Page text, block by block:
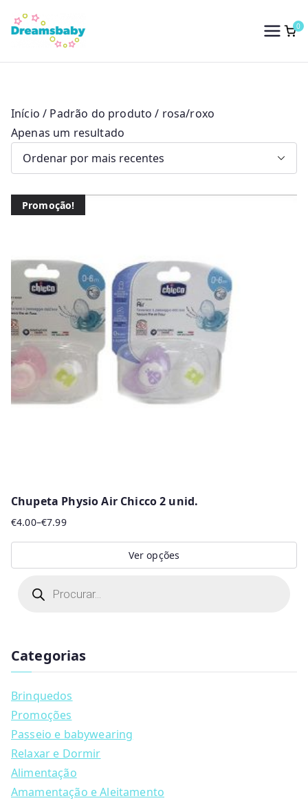
para
conteúdo
Dreams Baby
0
Início / Padrão do produto / rosa/roxo
Apenas um resultado
Promoção!
Chupeta Physio Air Chicco 2 unid.
€4.00–€7.99
Price
range:
€4.00
€7.99
Ver opções
product
variants.
The
options
may
be
chosen
on
the
s
s
a
r
c
h
Categorias
Brinquedos
Promoções
Passeio e babywearing
Relaxar e Dormir
Alimentação
Amamentação e Aleitamento